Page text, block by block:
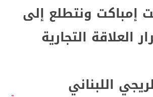
ونتطلع إلى
العلاقة التجارية
اللبناني